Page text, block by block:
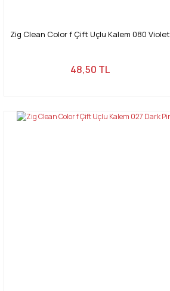
Gönder
Zig Clean Color f Çift Uçlu Kalem 080 Violet
48,50 TL